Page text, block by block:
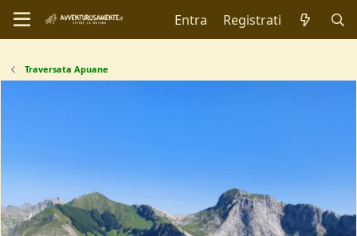
Entra Registrati
Traversata Apuane